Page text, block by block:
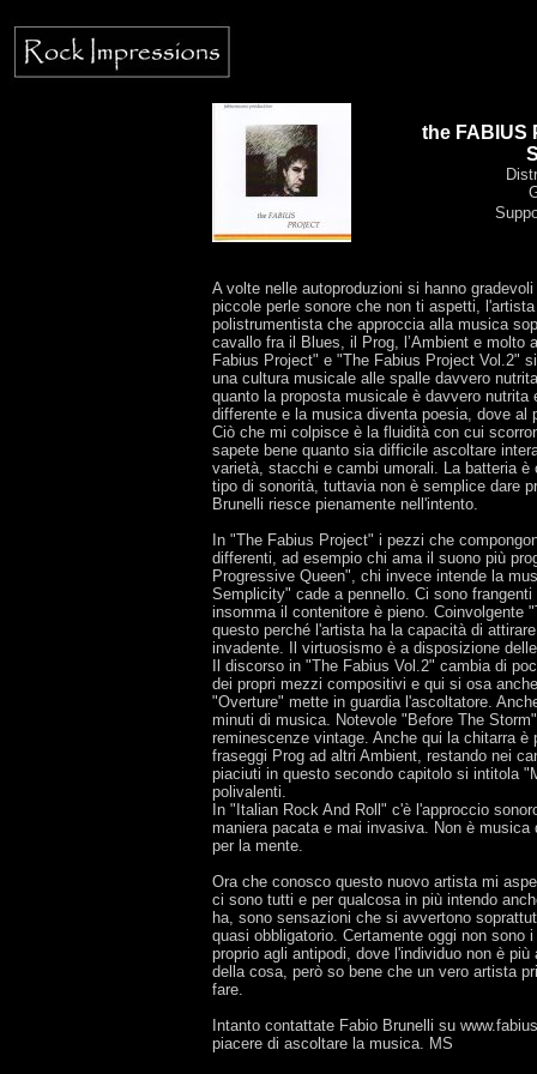
the FABIUS
A volte nelle autoproduzioni si hanno
piccole perle sonore che non ti aspetti,
polistrumentista che approccia alla musica
cavallo fra il Blues, il Prog, l’Ambient e
Fabius Project" e "The Fabius Project Vol.2"
una cultura musicale alle spalle davvero
quanto la proposta musicale è davvero
differente e la musica diventa poesia, dove al
Ciò che mi colpisce è la fluidità con cui
sapete bene quanto sia difficile ascoltare
varietà, stacchi e cambi umorali. La batteria
tipo di sonorità, tuttavia non è semplice dare
Brunelli riesce pienamente nell'intento.
In "The Fabius Project" i pezzi che
differenti, ad esempio chi ama il suono più
Progressive Queen", chi invece intende la
Semplicity" cade a pennello. Ci sono
insomma il contenitore è pieno. Coinvolgente
questo perché l'artista ha la capacità di
invadente. Il virtuosismo è a disposizione
Il discorso in "The Fabius Vol.2" cambia di
dei propri mezzi compositivi e qui si osa
"Overture" mette in guardia l'ascoltatore.
minuti di musica. Notevole "Before The
reminescenze vintage. Anche qui la chitarra
fraseggi Prog ad altri Ambient, restando nei
piaciuti in questo secondo capitolo si intitola
polivalenti.
In "Italian Rock And Roll" c'è l'approccio
maniera pacata e mai invasiva. Non è
per la mente.
Ora che conosco questo nuovo artista mi
ci sono tutti e per qualcosa in più intendo
ha, sono sensazioni che si avvertono
quasi obbligatorio. Certamente oggi non
proprio agli antipodi, dove l'individuo non è
della cosa, però so bene che un vero artista
fare.
Intanto contattate Fabio Brunelli su
piacere di ascoltare la musica. MS